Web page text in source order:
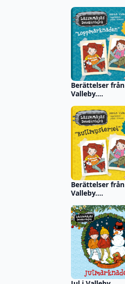
Berättelser från
Valleby.
Berättelser från
Valleby.